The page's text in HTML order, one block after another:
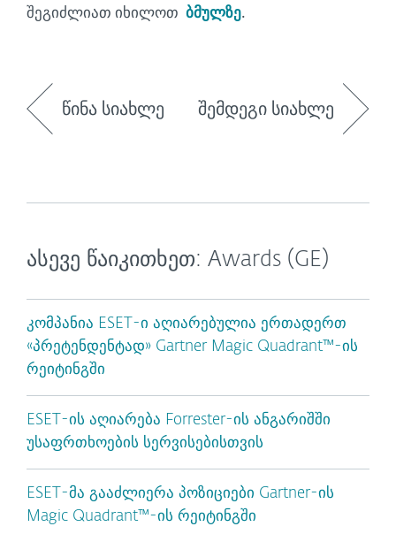
შეგიძლიათ იხილოთ ბმულზე.
წინა სიახლე შემდეგი სიახლე
ასევე წაიკითხეთ: Awards (GE)
კომპანია ESET-ი აღიარებულია ერთადერთ
«პრეტენდენტად» Gartner Magic Quadrant™-ის
რეიტინგში
ESET-ის აღიარება Forrester-ის ანგარიშში
უსაფრთხოების სერვისებისთვის
ESET-მა გააძლიერა პოზიციები Gartner-ის
Magic Quadrant™-ის რეიტინგში